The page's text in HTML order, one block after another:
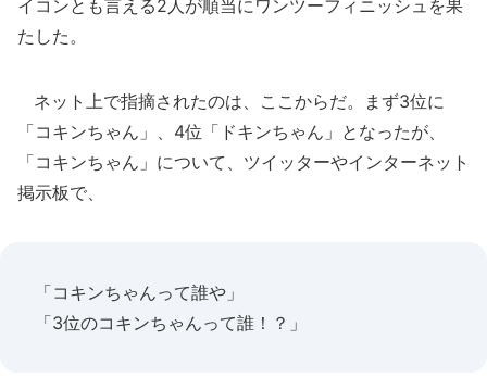
イコンとも言える2人が順当にワンツーフィニッシュを果
たした。
ネット上で指摘されたのは、ここからだ。まず3位に
「コキンちゃん」、4位「ドキンちゃん」となったが、
「コキンちゃん」について、ツイッターやインターネット
掲示板で、
「コキンちゃんって誰や」
「3位のコキンちゃんって誰！？」